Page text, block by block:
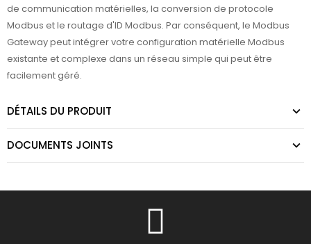
de communication matérielles, la conversion de protocole
Modbus et le routage d'ID Modbus. Par conséquent, le Modbus
Gateway peut intégrer votre configuration matérielle Modbus
existante et complexe dans un réseau simple qui peut être
facilement géré.
DÉTAILS DU PRODUIT
DOCUMENTS JOINTS